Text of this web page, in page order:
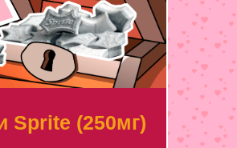
Sprite (250мг)